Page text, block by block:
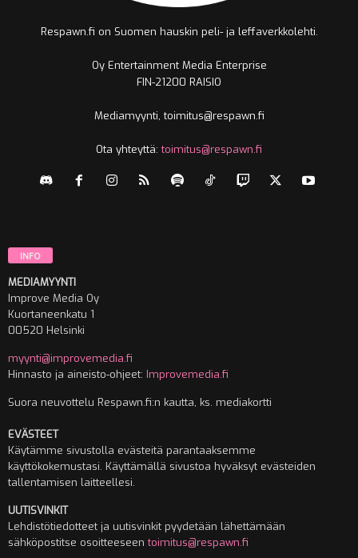
Respawn.fi on Suomen hauskin peli- ja leffaverkkolehti.
Oy Entertainment Media Enterprise
FIN-21200 RAISIO
Mediamyynti, toimitus@respawn.fi
Ota yhteyttä:toimitus@respawn.fi
INFO
MEDIAMYYNTI
Improve Media Oy
Kuortaneenkatu 1
00520 Helsinki
myynti@improvemedia.fi
Hinnasto ja aineisto-ohjeet: Improvemedia.fi
Suora neuvottelu Respawn.fi:n kautta, ks. mediakortti
EVÄSTEET
Käytämme sivustolla evästeitä parantaaksemme
käyttökokemustasi. Käyttämällä sivustoa hyväksyt evästeiden
tallentamisen laitteellesi.
UUTISVINKIT
Lehdistötiedotteet ja uutisvinkit pyydetään lähettämään
sähköpostitse osoitteeseentoimitus@respawn.fi